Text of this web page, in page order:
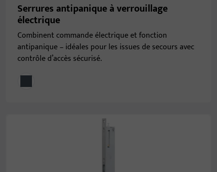
Serrures antipanique à verrouillage
électrique
Combinent commande électrique et fonction
antipanique – idéales pour les issues de secours avec
contrôle d’accès sécurisé.